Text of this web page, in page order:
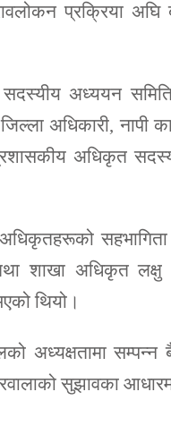
प्रक्रिया अघि
अध्ययन
अधिकारी, नापी
अधिकृत
शाखा अधिकृत लक्षु
थियो।
अध्यक्षतामा
सुझावका